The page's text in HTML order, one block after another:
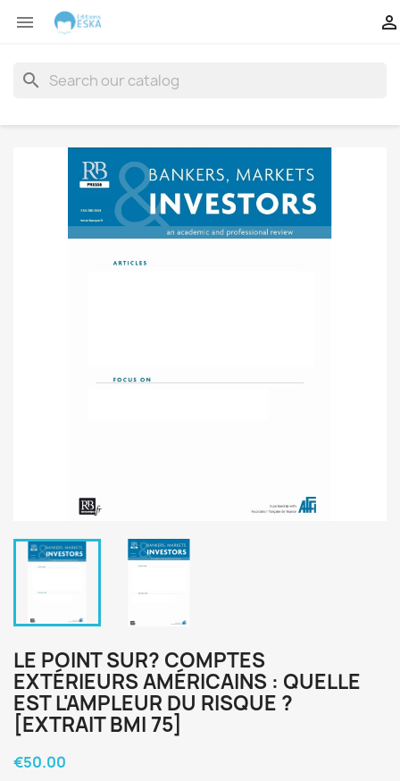
 
search
LE POINT SUR? COMPTES
EXTÉRIEURS AMÉRICAINS : QUELLE
EST L'AMPLEUR DU RISQUE ?
[EXTRAIT BMI 75]
€50.00